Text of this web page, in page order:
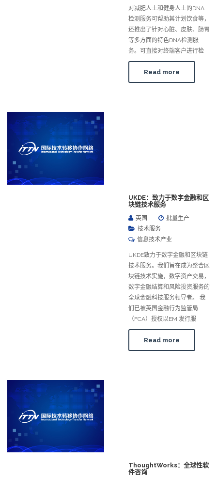
对减肥人士和健身人士的DNA
检测服务可帮助其计划饮食等，
还推出了针对心脏、皮肤、肠胃
等多方面的特色DNA检测服
务。可直接对终端客户进行检
Read more
UKDE：致力于数字金融和区
块链技术服务
英国
批量生产
技术服务
信息技术产业
UKDE致力于数字金融和区块链
技术服务。我们旨在成为整合区
块链技术实施，数字资产交易，
数字金融结算和风险投资服务的
全球金融科技服务领导者。 我
们已被英国金融行为监管局
（FCA）授权以EMI发行服
Read more
ThoughtWorks：全球性软
件咨询